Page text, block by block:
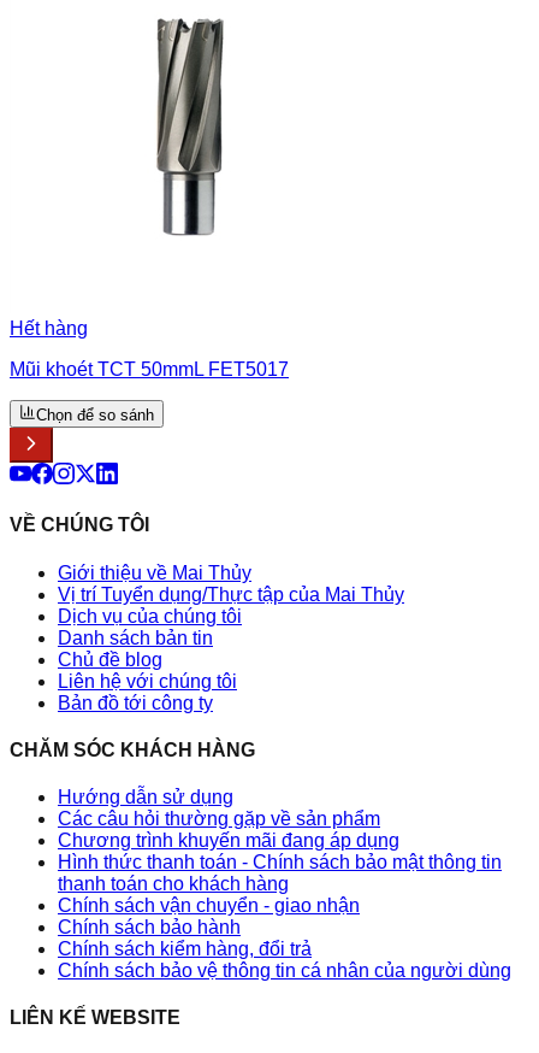
Hết hàng
Mũi khoét TCT 50mmL FET5017
Chọn để so sánh
VỀ CHÚNG TÔI
Giới thiệu về Mai Thủy
Vị trí Tuyển dụng/Thực tập của Mai Thủy
Dịch vụ của chúng tôi
Danh sách bản tin
Chủ đề blog
Liên hệ với chúng tôi
Bản đồ tới công ty
CHĂM SÓC KHÁCH HÀNG
Hướng dẫn sử dụng
Các câu hỏi thường gặp về sản phẩm
Chương trình khuyến mãi đang áp dụng
Hình thức thanh toán - Chính sách bảo mật thông tin
thanh toán cho khách hàng
Chính sách vận chuyển - giao nhận
Chính sách bảo hành
Chính sách kiểm hàng, đổi trả
Chính sách bảo vệ thông tin cá nhân của người dùng
LIÊN KẾ WEBSITE